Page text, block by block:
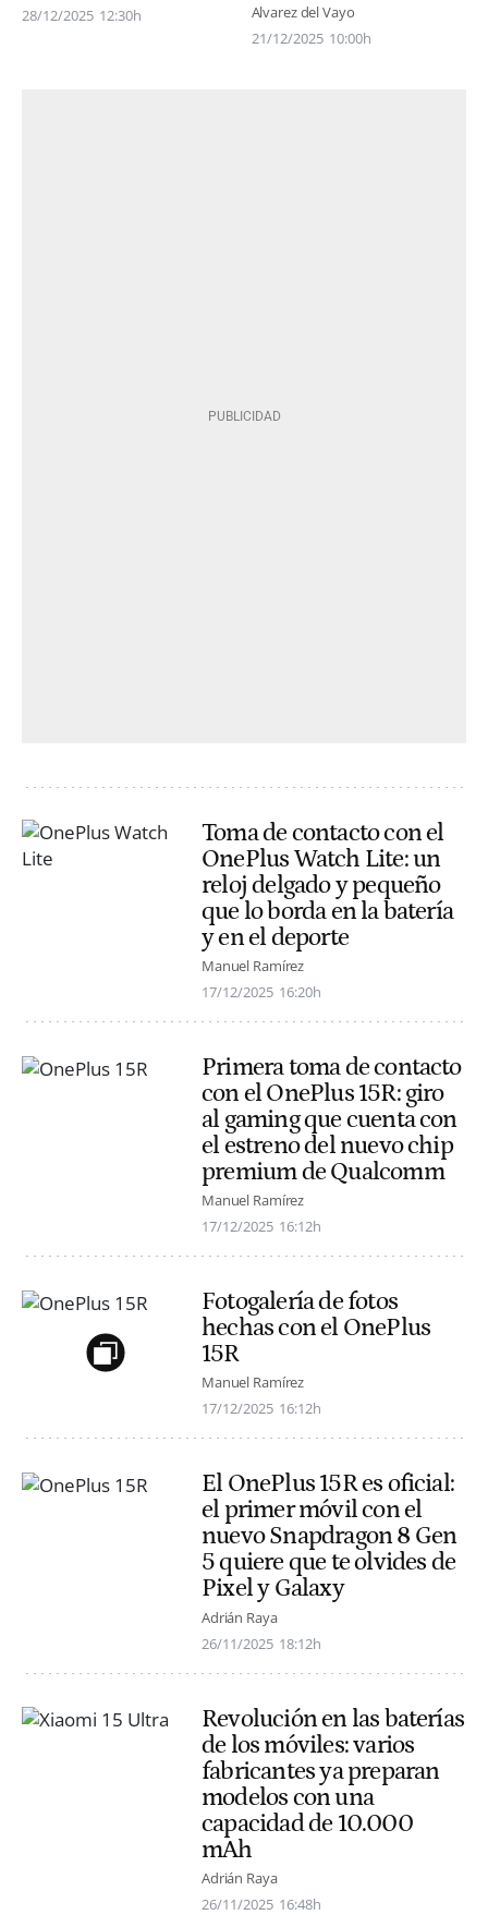
28/12/2025 12:30h
Alvarez del Vayo
21/12/2025 10:00h
Toma de contacto con el
OnePlus Watch Lite: un
reloj delgado y pequeño
que lo borda en la batería
y en el deporte
Manuel Ramírez
17/12/2025 16:20h
Primera toma de contacto
con el OnePlus 15R: giro
al gaming que cuenta con
el estreno del nuevo chip
premium de Qualcomm
Manuel Ramírez
17/12/2025 16:12h
Fotogalería de fotos
hechas con el OnePlus
15R
Manuel Ramírez
17/12/2025 16:12h
El OnePlus 15R es oficial:
el primer móvil con el
nuevo Snapdragon 8 Gen
5 quiere que te olvides de
Pixel y Galaxy
Adrián Raya
26/11/2025 18:12h
Revolución en las baterías
de los móviles: varios
fabricantes ya preparan
modelos con una
capacidad de 10.000
mAh
Adrián Raya
26/11/2025 16:48h